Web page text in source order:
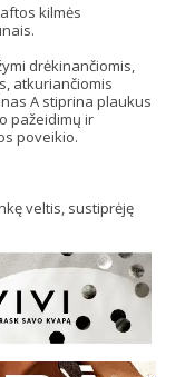
kilmės
drėkinančiomis,
atkuriančiomis
A stiprina plaukus
pažeidimų ir
poveikio.
veltis, sustiprėję